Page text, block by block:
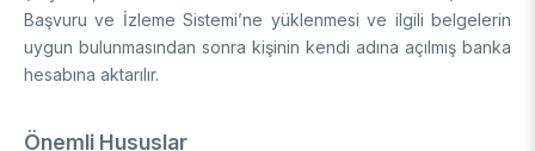
Başvuru ve İzleme Sistemi’ne yüklenmesi ve ilgili belgelerin
uygun bulunmasından sonra kişinin kendi adına açılmış banka
hesabına aktarılır.
Önemli Hususlar